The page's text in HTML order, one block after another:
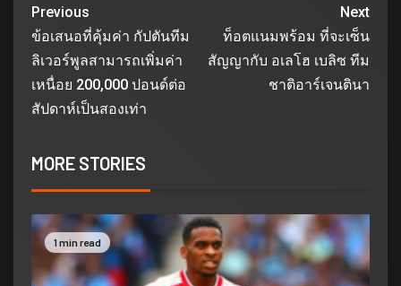
Previous
ข้อเสนอที่คุ้มค่า กัปตันทีม
ลิเวอร์พูลสามารถเพิ่มค่า
เหนื่อย 200,000 ปอนด์ต่อ
สัปดาห์เป็นสองเท่า
Next
ท็อตแนมพร้อม ที่จะเซ็น
สัญญากับ อเลโฮ เบลิซ ทีม
ชาติอาร์เจนตินา
MORE STORIES
1 min read